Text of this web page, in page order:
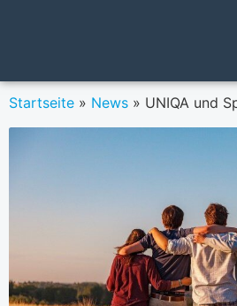
Startseite » News » UNIQA und Springer &